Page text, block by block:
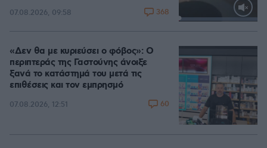
Loaded:
07.08.2026, 09:58 368
«Δεν θα με κυριεύσει ο φόβος»: Ο
περιπτεράς της Γαστούνης άνοιξε
ξανά το κατάστημά του μετά τις
επιθέσεις και τον εμπρησμό
07.08.2026, 12:51 60